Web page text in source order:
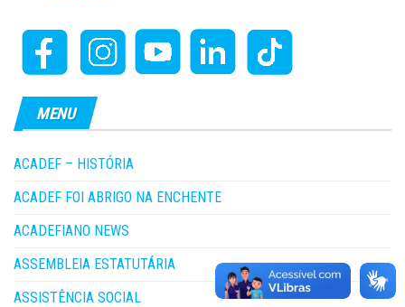
MENU
ACADEF – HISTÓRIA
ACADEF FOI ABRIGO NA ENCHENTE
ACADEFIANO NEWS
ASSEMBLEIA ESTATUTÁRIA
ASSISTÊNCIA SOCIAL